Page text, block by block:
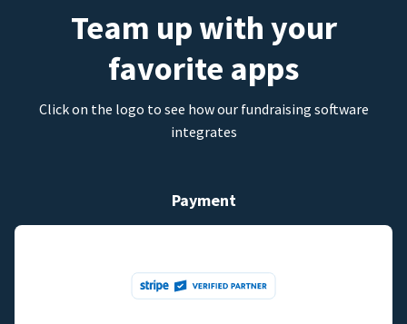
Team up with your
favorite apps
Click on the logo to see how our fundraising software
integrates
Payment